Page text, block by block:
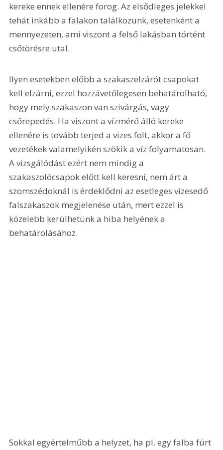
kereke ennek ellenére forog. Az elsődleges jelekkel
tehát inkább a falakon találkozunk, esetenként a
mennyezeten, ami viszont a felső lakásban történt
csőtörésre utal.
Ilyen esetekben előbb a szakaszelzárót csapokat
kell elzárni, ezzel hozzávetőlegesen behatárolható,
hogy mely szakaszon van szivárgás, vagy
csőrepedés. Ha viszont a vízmérő álló kereke
ellenére is tovább terjed a vizes folt, akkor a fő
vezetékek valamelyikén szökik a víz folyamatosan.
A vizsgálódást ezért nem mindig a
szakaszolócsapok előtt kell keresni, nem árt a
szomszédoknál is érdeklődni az esetleges vizesedő
falszakaszok megjelenése után, mert ezzel is
közelebb kerülhetünk a hiba helyének a
behatárolásához.
Sokkal egyértelműbb a helyzet, ha pl. egy falba fúrt